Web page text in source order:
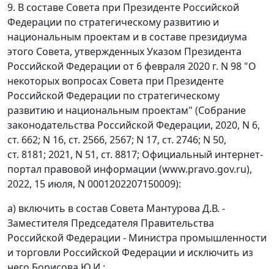
9. В составе Совета при Президенте Российской
Федерации по стратегическому развитию и
национальным проектам и в составе президиума
этого Совета, утвержденных Указом Президента
Российской Федерации от 6 февраля 2020 г. N 98 "О
некоторых вопросах Совета при Президенте
Российской Федерации по стратегическому
развитию и национальным проектам" (Собрание
законодательства Российской Федерации, 2020, N 6,
ст. 662; N 16, ст. 2566, 2567; N 17, ст. 2746; N 50,
ст. 8181; 2021, N 51, ст. 8817; Официальный интернет-
портал правовой информации (www.pravo.gov.ru),
2022, 15 июля, N 0001202207150009):
а) включить в состав Совета Мантурова Д.В. -
Заместителя Председателя Правительства
Российской Федерации - Министра промышленности
и торговли Российской Федерации и исключить из